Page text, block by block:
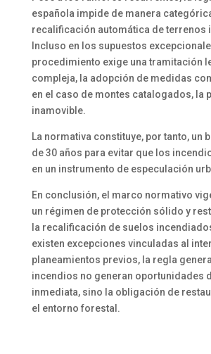
española impide de manera
recalificación automática de terrenos
Incluso en los supuestos
procedimiento exige una tramitación
compleja, la adopción de medidas
en el caso de montes catalogados, la
inamovible.
La normativa constituye, por tanto, un
de 30 años para evitar que los
en un instrumento de especulación
En conclusión, el marco normativo
un régimen de protección sólido y
la recalificación de suelos
existen excepciones vinculadas al
planeamientos previos, la regla
incendios no generan oportunidades
inmediata, sino la obligación de
el entorno forestal.